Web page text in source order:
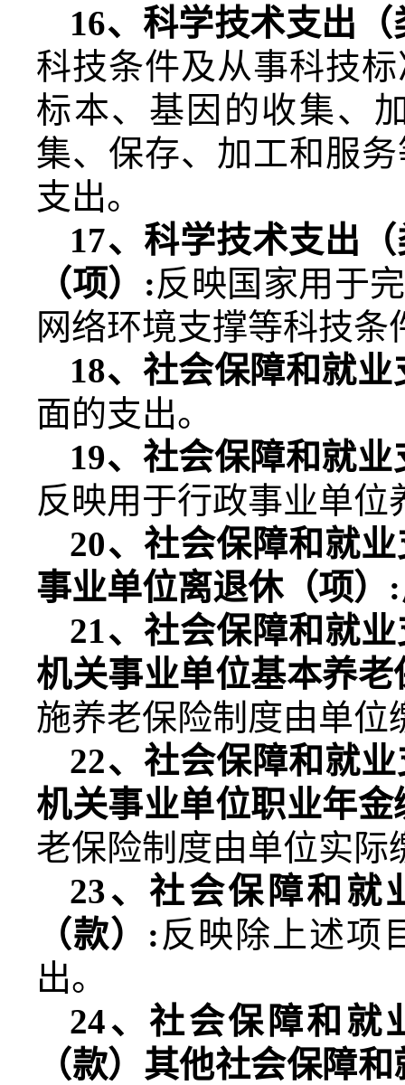
16、科学技术支出
科技条件及从事科技
标本、基因的收集、
集、保存、加工和服
支出。
17、科学技术支出
（项） :反映国家用于
网络环境支撑等科技条
18、社会保障和就业
面的支出。
19、社会保障和就
反映用于行政事业单位
20、社会保障和就
事业单位离退休（项） :
21、社会保障和就
机关事业单位基本养
施养老保险制度由单位
22、社会保障和就
机关事业单位职业年
老保险制度由单位实际
23、社会保障和就
（款） : 反映除上述项
出。
24、社会保障和就
（款）其他社会保障